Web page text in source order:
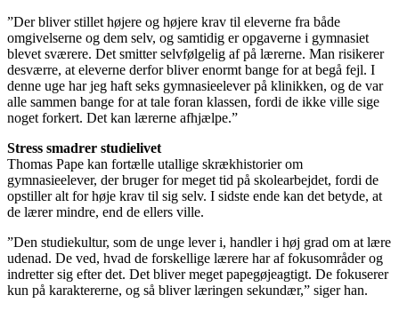
”Der bliver stillet højere og højere krav til eleverne fra både
omgivelserne og dem selv, og samtidig er opgaverne i gymnasiet
blevet sværere. Det smitter selvfølgelig af på lærerne. Man risikerer
desværre, at eleverne derfor bliver enormt bange for at begå fejl. I
denne uge har jeg haft seks gymnasieelever på klinikken, og de var
alle sammen bange for at tale foran klassen, fordi de ikke ville sige
noget forkert. Det kan lærerne afhjælpe.”
Stress smadrer studielivet
Thomas Pape kan fortælle utallige skrækhistorier om
gymnasieelever, der bruger for meget tid på skolearbejdet, fordi de
opstiller alt for høje krav til sig selv. I sidste ende kan det betyde, at
de lærer mindre, end de ellers ville.
”Den studiekultur, som de unge lever i, handler i høj grad om at lære
udenad. De ved, hvad de forskellige lærere har af fokusområder og
indretter sig efter det. Det bliver meget papegøjeagtigt. De fokuserer
kun på karaktererne, og så bliver læringen sekundær,” siger han.